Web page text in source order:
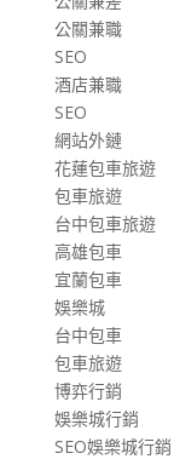
公關兼職
SEO
酒店兼職
SEO
網站外鏈
花蓮包車旅遊
包車旅遊
台中包車旅遊
高雄包車
宜蘭包車
娛樂城
台中包車
包車旅遊
博弈行銷
娛樂城行銷
SEO娛樂城行銷